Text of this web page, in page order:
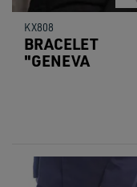
KX808
BRACELET
"GENEVA